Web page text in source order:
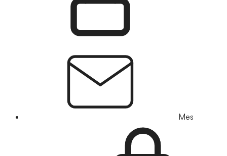
Mes